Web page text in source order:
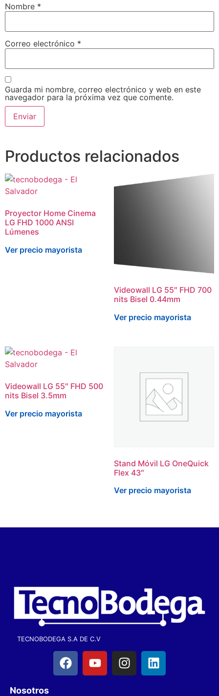
Nombre *
Correo electrónico *
Guarda mi nombre, correo electrónico y web en este
navegador para la próxima vez que comente.
Productos relacionados
Proyector Home Cinema
LG FHD 1000 ANSI
Lúmenes
Ver precio mayorista
Videowall LG 55″ FHD 700
nits Bisel 0.44mm
Ver precio mayorista
Videowall LG 55″ FHD 500
nits Bisel 3.5mm
Ver precio mayorista
Stand Móvil LG OneQuick
Flex 43″
Ver precio mayorista
TECNOBODEGA S.A DE C.V
Nosotros